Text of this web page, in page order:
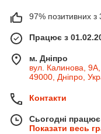
97% позитивних з
Працює з
м. Дніпро
вул. Калинова, 9А,
49000, Дніпро,
Контакти
Сьогодні
Показати весь